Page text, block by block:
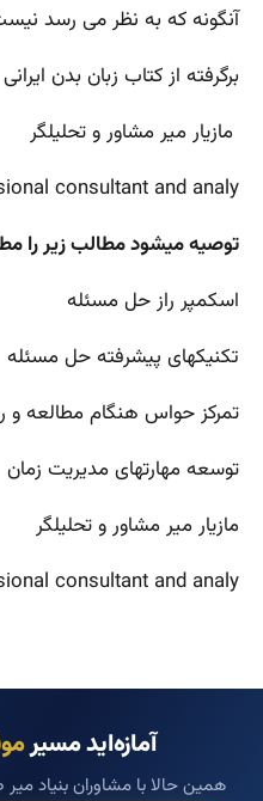
آنگونه که به نظر می رسد
برگرفته از کتاب زبان بدن ایرانی
مازیار میر مشاور و تحلیلگر
consultant and analy
توصیه میشود مطالب زیر را
اسکمپر راز حل مسئله
تکنیکهای پیشرفته حل مسئله
تمرکز حواس هنگام مطالعه و
توسعه مهارتهای مدیریت زمان
مازیار میر مشاور و تحلیلگر
consultant and analy
آمازه‌اید مسیر
همین حالا با مشاوران بنیاد